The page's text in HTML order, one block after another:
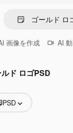
画像を作成 AI
ルド ロゴPSD
PSD